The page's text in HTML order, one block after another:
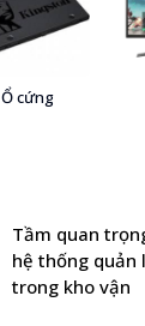
Ổ cứng
Tầm quan
hệ thống quản
trong kho vận